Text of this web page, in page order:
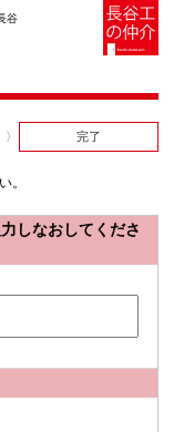
谷
完了
。
しなおしてくださ